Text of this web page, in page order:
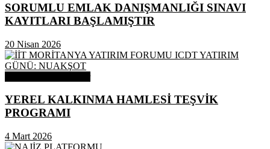
SORUMLU EMLAK DANIŞMANLIĞI SINAVI
KAYITLARI BAŞLAMIŞTIR
20 Nisan 2026
YEREL KALKINMA HAMLESİ TEŞVİK
PROGRAMI
4 Mart 2026